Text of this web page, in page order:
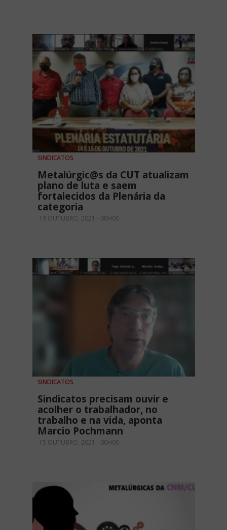
SINDICATOS
Metalúrgic@s da CUT atualizam
plano de luta e saem
fortalecidos da Plenária da
categoria
19 OUTUBRO, 2021 - 00H00
SINDICATOS
Sindicatos precisam ouvir e
acolher o trabalhador, no
trabalho e na vida, aponta
Marcio Pochmann
15 OUTUBRO, 2021 - 00H00